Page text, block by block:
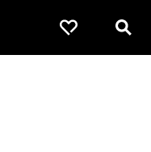
Favorieten